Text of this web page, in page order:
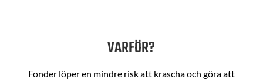
VARFÖR?
Fonder löper en mindre risk att krascha och göra att